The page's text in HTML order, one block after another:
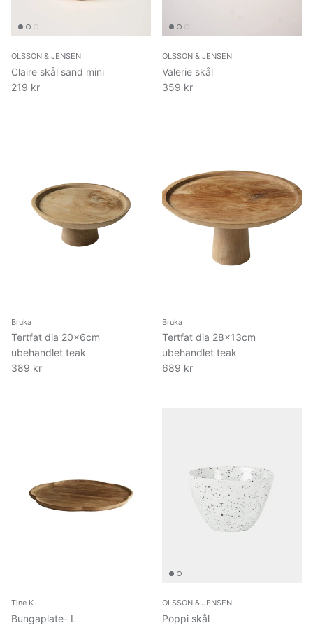
OLSSON & JENSEN
Claire skål sand mini
219 kr
OLSSON & JENSEN
Valerie skål
359 kr
Bruka
Tertfat dia 20x6cm
ubehandlet teak
389 kr
Bruka
Tertfat dia 28x13cm
ubehandlet teak
689 kr
Tine K
Bungaplate- L
OLSSON & JENSEN
Poppi skål